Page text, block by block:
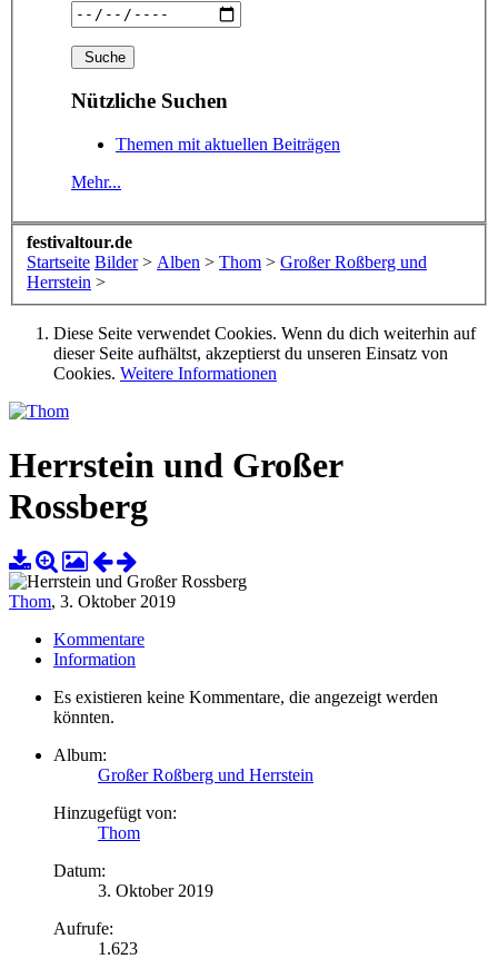
Nützliche Suchen
Themen mit aktuellen Beiträgen
Mehr...
festivaltour.de
Startseite Bilder > Alben > Thom > Großer Roßberg und
Herrstein >
Diese Seite verwendet Cookies. Wenn du dich weiterhin auf
dieser Seite aufhältst, akzeptierst du unseren Einsatz von
Cookies. Weitere Informationen
Herrstein und Großer
Rossberg
Thom, 3. Oktober 2019
Kommentare
Information
Es existieren keine Kommentare, die angezeigt werden
könnten.
Album:
Großer Roßberg und Herrstein
Hinzugefügt von:
Thom
Datum:
3. Oktober 2019
Aufrufe:
1.623